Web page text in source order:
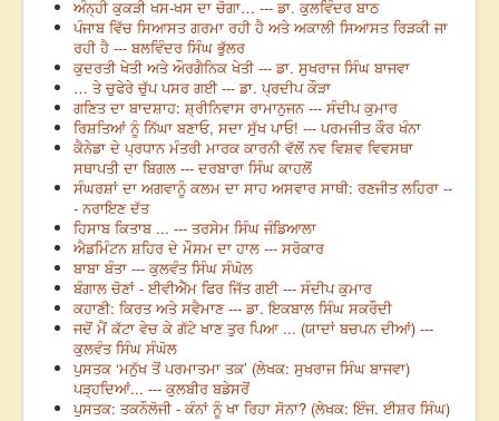
ਅੰਨ੍ਹੀ ਕੁਕੜੀ ਖਸ-ਖਸ ਦਾ ਚੋਗਾ… --- ਡਾ. ਕੁਲਵਿੰਦਰ ਬਾਠ
ਪੰਜਾਬ ਵਿੱਚ ਸਿਆਸਤ ਗਰਮਾ ਰਹੀ ਹੈ ਅਤੇ ਅਕਾਲੀ ਸਿਆਸਤ ਰਿੜਕੀ ਜਾ
ਰਹੀ ਹੈ --- ਬਲਵਿੰਦਰ ਸਿੰਘ ਭੁੱਲਰ
ਕੁਦਰਤੀ ਖੇਤੀ ਅਤੇ ਔਰਗੈਨਿਕ ਖੇਤੀ --- ਡਾ. ਸੁਖਰਾਜ ਸਿੰਘ ਬਾਜਵਾ
… ਤੇ ਚੁਫੇਰੇ ਚੁੱਪ ਪਸਰ ਗਈ --- ਡਾ. ਪ੍ਰਦੀਪ ਕੌੜਾ
ਗਣਿਤ ਦਾ ਬਾਦਸ਼ਾਹ: ਸ਼੍ਰੀਨਿਵਾਸ ਰਾਮਾਨੁਜਨ --- ਸੰਦੀਪ ਕੁਮਾਰ
ਰਿਸ਼ਤਿਆਂ ਨੂੰ ਨਿੱਘਾ ਬਣਾਓ, ਸਦਾ ਸੁੱਖ ਪਾਓ! --- ਪਰਮਜੀਤ ਕੌਰ ਖੰਨਾ
ਕੈਨੇਡਾ ਦੇ ਪ੍ਰਧਾਨ ਮੰਤਰੀ ਮਾਰਕ ਕਾਰਨੀ ਵੱਲੋਂ ਨਵ ਵਿਸ਼ਵ ਵਿਵਸਥਾ
ਸਥਾਪਤੀ ਦਾ ਬਿਗਲ --- ਦਰਬਾਰਾ ਸਿੰਘ ਕਾਹਲੋਂ
ਸੰਘਰਸ਼ਾਂ ਦਾ ਅਗਵਾਨੂੰ ਕਲਮ ਦਾ ਸਾਹ ਅਸਵਾਰ ਸਾਥੀ: ਰਣਜੀਤ ਲਹਿਰਾ --
- ਨਰਾਇਣ ਦੱਤ
ਹਿਸਾਬ ਕਿਤਾਬ ... --- ਤਰਸੇਮ ਸਿੰਘ ਜੰਡਿਆਲਾ
ਐਡਮਿੰਟਨ ਸ਼ਹਿਰ ਦੇ ਮੌਸਮ ਦਾ ਹਾਲ --- ਸਰੋਕਾਰ
ਬਾਬਾ ਬੰਤਾ --- ਕੁਲਵੰਤ ਸਿੰਘ ਸੰਘੋਲ
ਬੰਗਾਲ ਚੋਣਾਂ - ਈਵੀਐੱਮ ਫਿਰ ਜਿੱਤ ਗਈ --- ਸੰਦੀਪ ਕੁਮਾਰ
ਕਹਾਣੀ: ਕਿਰਤ ਅਤੇ ਸਵੈਮਾਣ --- ਡਾ. ਇਕਬਾਲ ਸਿੰਘ ਸਕਰੌਦੀ
ਜਦੋਂ ਮੈਂ ਕੱਟਾ ਵੇਚ ਕੇ ਗੱਟੇ ਖਾਣ ਤੁਰ ਪਿਆ ... (ਯਾਦਾਂ ਬਚਪਨ ਦੀਆਂ) ---
ਕੁਲਵੰਤ ਸਿੰਘ ਸੰਘੋਲ
ਪੁਸਤਕ ‘ਮਨੁੱਖ ਤੋਂ ਪਰਮਾਤਮਾ ਤਕ’ (ਲੇਖਕ: ਸੁਖਰਾਜ ਸਿੰਘ ਬਾਜਵਾ)
ਪੜ੍ਹਦਿਆਂ... --- ਕੁਲਬੀਰ ਬਡੇਸਰੋਂ
ਪੁਸਤਕ: ਤਕਨੌਲੋਜੀ - ਕੰਨਾਂ ਨੂੰ ਖਾ ਰਿਹਾ ਸੋਨਾ? (ਲੇਖਕ: ਇੰਜ. ਈਸ਼ਰ ਸਿੰਘ)